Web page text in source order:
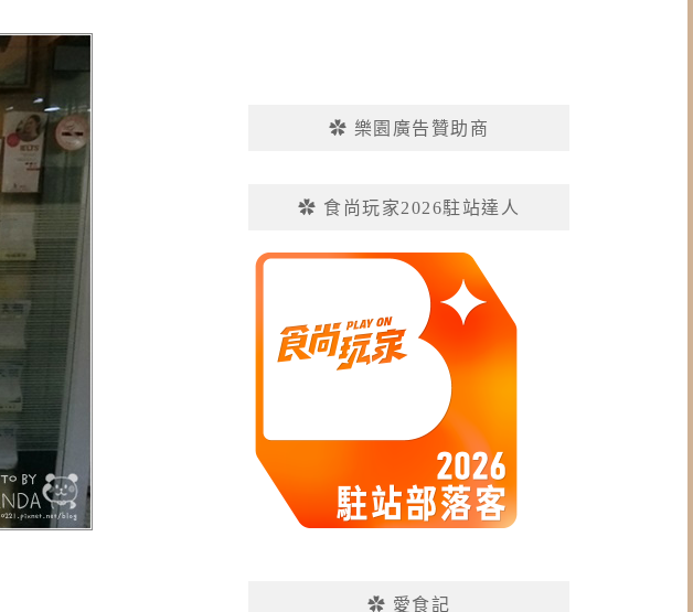
✿ 樂園廣告贊助商
✿ 食尚玩家2026駐站達人
✿ 愛食記